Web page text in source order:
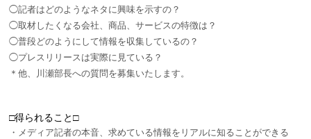
◯記者はどのようなネタに興味を示すの？
◯取材したくなる会社、商品、サービスの特徴は？
◯普段どのようにして情報を収集しているの？
◯プレスリリースは実際に見ている？
＊他、川瀬部長への質問を募集いたします。
□得られること□
・メディア記者の本音、求めている情報をリアルに知ることができる